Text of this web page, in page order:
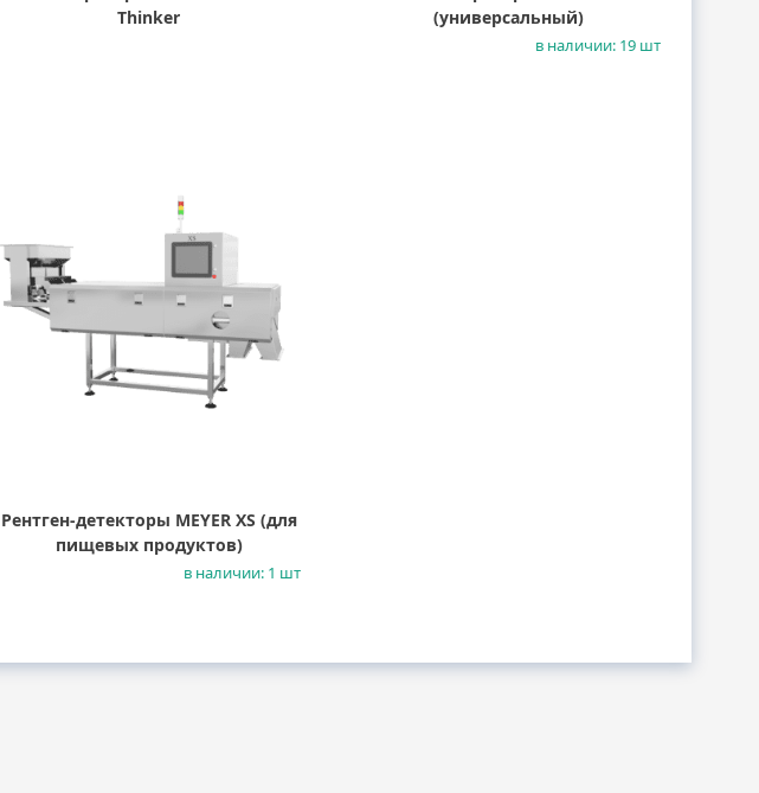
Thinker
(универсальный)
в наличии: 19 шт
Рентген-детекторы MEYER XS (для
пищевых продуктов)
в наличии: 1 шт